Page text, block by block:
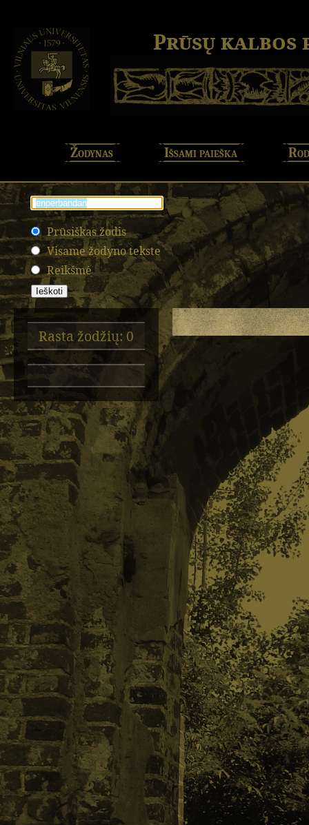
Prūsų kalbos
Žodynas Išsami paieška
Prūsiškas žodis
Visame žodyno tekste
Reikšmė
Rasta žodžių: 0